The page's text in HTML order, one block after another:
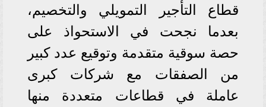
قطاع التأجير التمويلي والتخصيم،
بعدما نجحت في الاستحواذ على
حصة سوقية متقدمة وتوقيع عدد كبير
من الصفقات مع شركات كبرى
عاملة في قطاعات متعددة منها